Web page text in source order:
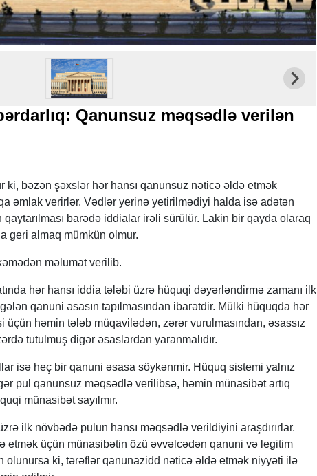
Qanunsuz məqsədlə verilən
ki, bəzən şəxslər hər hansı qanunsuz nəticə əldə etmək
əmlak verirlər. Vədlər yerinə yetirilmədiyi halda isə adətən
barədə iddialar irəli sürülür. Lakin bir qayda olaraq
geri almaq mümkün olmur.
məlumat verilib.
hər hansı iddia tələbi üzrə hüquqi dəyərləndirmə zamanı ilk
qanuni əsasın tapılmasından ibarətdir. Mülki hüquqda hər
üçün həmin tələb müqavilədən, zərər vurulmasından, əsassız
tutulmuş digər əsaslardan yaranmalıdır.
isə heç bir qanuni əsasa söykənmir. Hüquq sistemi yalnız
pul qanunsuz məqsədlə verilibsə, həmin münasibət artıq
münasibət sayılmır.
ilk növbədə pulun hansı məqsədlə verildiyini araşdırırlar.
etmək üçün münasibətin özü əvvəlcədən qanuni və legitim
olunursa ki, tərəflər qanunazidd nəticə əldə etmək niyyəti ilə